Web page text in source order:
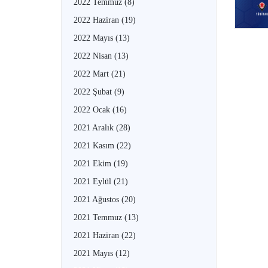
2022 Temmuz (8)
2022 Haziran (19)
2022 Mayıs (13)
2022 Nisan (13)
2022 Mart (21)
2022 Şubat (9)
2022 Ocak (16)
2021 Aralık (28)
2021 Kasım (22)
2021 Ekim (19)
2021 Eylül (21)
2021 Ağustos (20)
2021 Temmuz (13)
2021 Haziran (22)
2021 Mayıs (12)